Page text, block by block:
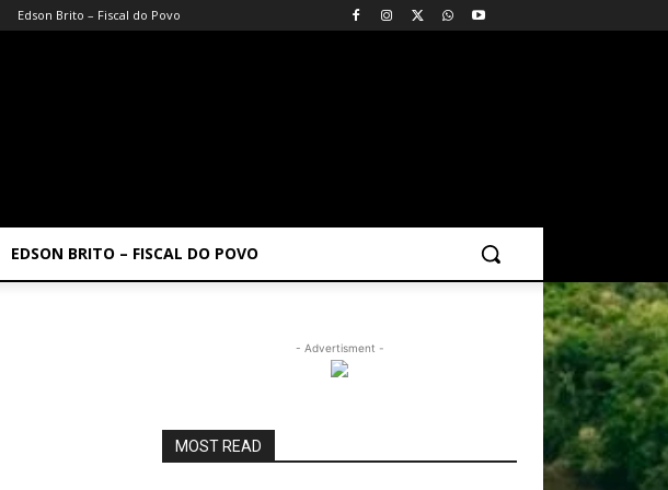
Edson Brito – Fiscal do Povo
EDSON BRITO – FISCAL DO POVO
- Advertisment -
MOST READ